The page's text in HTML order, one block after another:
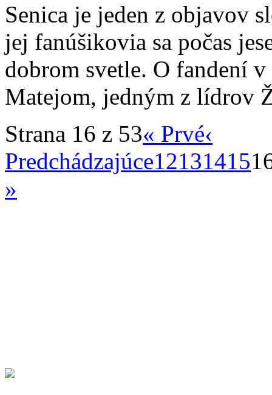
Senica je jeden z objavov
jej fanúšikovia sa počas
dobrom svetle. O fandení
Matejom, jedným z lídrov
Strana 16 z 53« Prvé‹
Predchádzajúce12131415
»